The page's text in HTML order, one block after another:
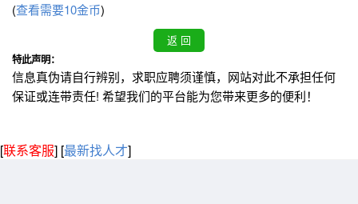
(查看需要10金币)
特此声明：
信息真伪请自行辨别，求职应聘须谨慎，网站对此不承担任何
保证或连带责任! 希望我们的平台能为您带来更多的便利！
[联系客服] [最新找人才]